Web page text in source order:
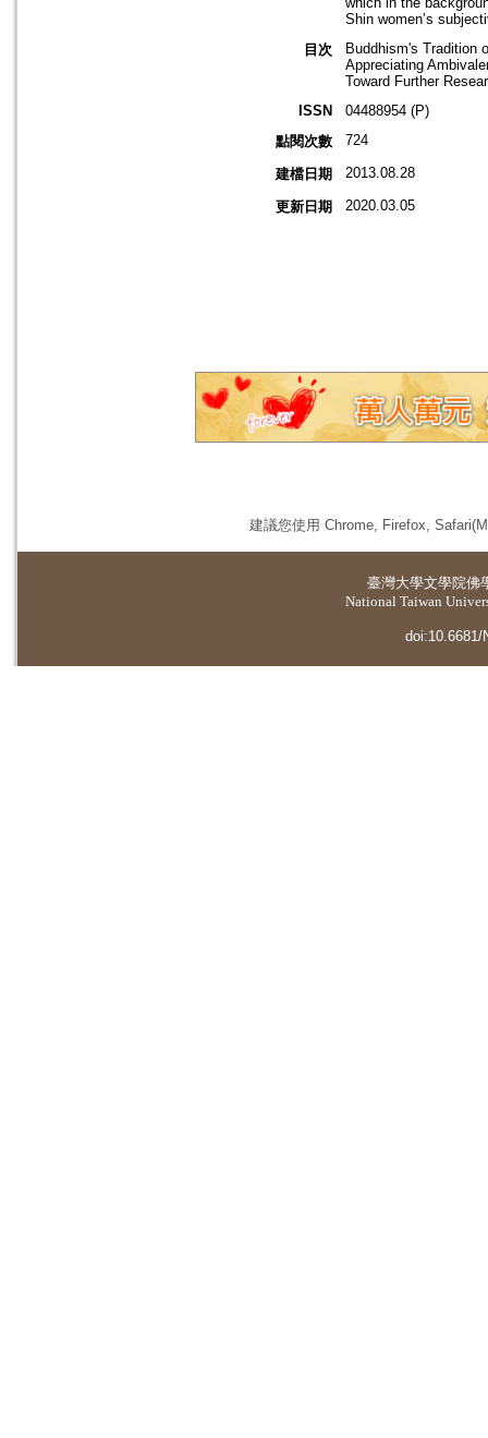
Shin women’s
目次
Buddhism's Tradition
Appreciating
Toward Further
ISSN
04488954 (P)
點閱次數
724
建檔日期 2013.08.28
更新日期 2020.03.05
建議您使用 Chrome, Firefox,
臺灣大學文學院佛
National Taiwan
doi:10.6681/